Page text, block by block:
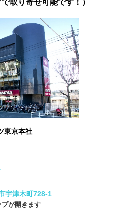
取り寄せ可能です！）
東京本社
宇津木町728-1
プが開きます